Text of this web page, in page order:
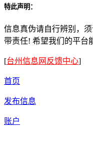
特此声明：
信息真伪请自行辨别，
带责任! 希望我们的平台
[台州信息网反馈中心]
首页
发布信息
账户